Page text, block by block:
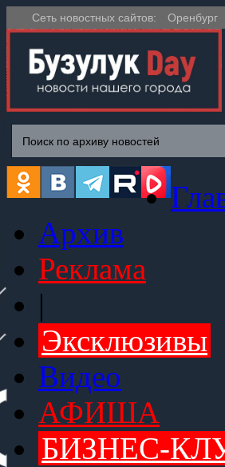
Сеть новостных сайтов: Оренбург
Архив
Реклама
|
Эксклюзивы
Видео
АФИША
БИЗНЕС-